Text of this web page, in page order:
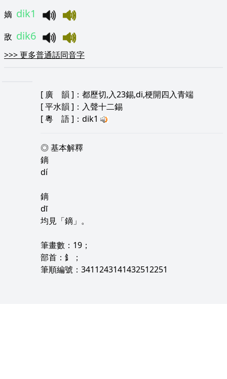
嫡 dik1
敌 dik6
>>>更多普通話同音字
[ 廣 韻 ]：都歷切,入23錫,di,梗開四入青端
[平水韻 ]：入聲十二錫
[粵 語]：dik1
◎ 基本解釋
鏑
dí
鏑
dī
均見「鏑」。
筆畫數：19；
部首：釒；
筆順編號：3411243141432512251